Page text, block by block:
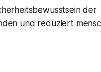
der
und reduziert